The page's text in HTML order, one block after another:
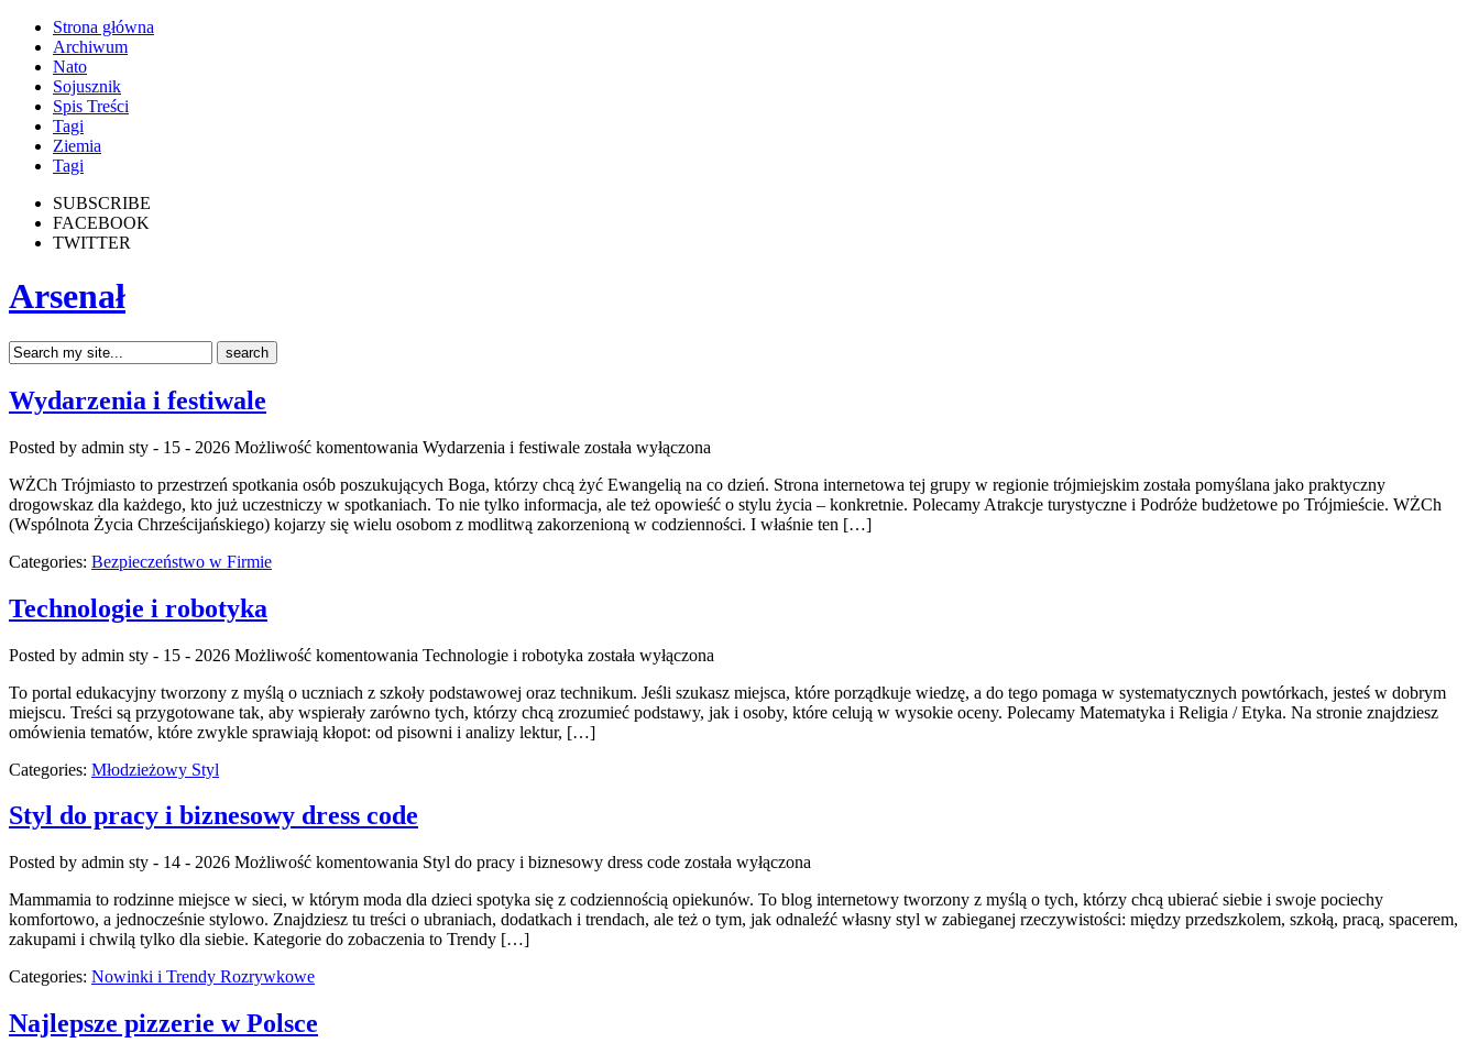
Strona główna
Archiwum
Nato
Sojusznik
Spis Treści
Tagi
Ziemia
Tagi
SUBSCRIBE
FACEBOOK
TWITTER
Arsenał
Wydarzenia i festiwale
Posted by admin sty - 15 - 2026 Możliwość komentowania Wydarzenia i festiwale została wyłączona
WŻCh Trójmiasto to przestrzeń spotkania osób poszukujących Boga, którzy chcą żyć Ewangelią na co dzień. Strona internetowa tej grupy w regionie trójmiejskim została pomyślana jako praktyczny
drogowskaz dla każdego, kto już uczestniczy w spotkaniach. To nie tylko informacja, ale też opowieść o stylu życia – konkretnie. Polecamy Atrakcje turystyczne i Podróże budżetowe po Trójmieście. WŻCh
(Wspólnota Życia Chrześcijańskiego) kojarzy się wielu osobom z modlitwą zakorzenioną w codzienności. I właśnie ten […]
Categories: Bezpieczeństwo w Firmie
Technologie i robotyka
Posted by admin sty - 15 - 2026 Możliwość komentowania Technologie i robotyka została wyłączona
To portal edukacyjny tworzony z myślą o uczniach z szkoły podstawowej oraz technikum. Jeśli szukasz miejsca, które porządkuje wiedzę, a do tego pomaga w systematycznych powtórkach, jesteś w dobrym
miejscu. Treści są przygotowane tak, aby wspierały zarówno tych, którzy chcą zrozumieć podstawy, jak i osoby, które celują w wysokie oceny. Polecamy Matematyka i Religia / Etyka. Na stronie znajdziesz
omówienia tematów, które zwykle sprawiają kłopot: od pisowni i analizy lektur, […]
Categories: Młodzieżowy Styl
Styl do pracy i biznesowy dress code
Posted by admin sty - 14 - 2026 Możliwość komentowania Styl do pracy i biznesowy dress code została wyłączona
Mammamia to rodzinne miejsce w sieci, w którym moda dla dzieci spotyka się z codziennością opiekunów. To blog internetowy tworzony z myślą o tych, którzy chcą ubierać siebie i swoje pociechy
komfortowo, a jednocześnie stylowo. Znajdziesz tu treści o ubraniach, dodatkach i trendach, ale też o tym, jak odnaleźć własny styl w zabieganej rzeczywistości: między przedszkolem, szkołą, pracą, spacerem,
zakupami i chwilą tylko dla siebie. Kategorie do zobaczenia to Trendy […]
Categories: Nowinki i Trendy Rozrywkowe
Najlepsze pizzerie w Polsce